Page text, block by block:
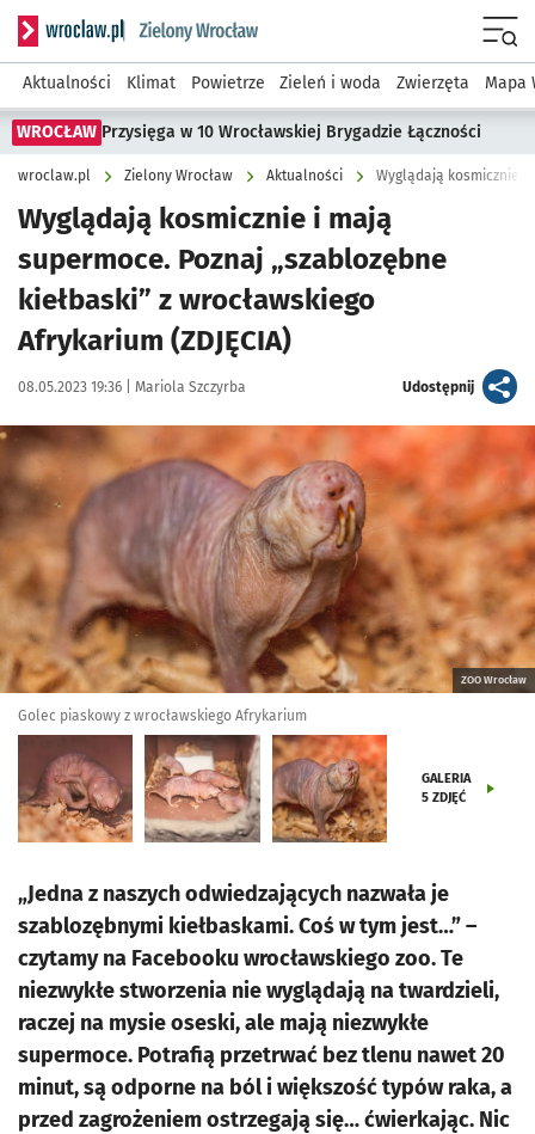
Serwis informacyjny wroclaw.pl podserwis: Środowisko we
Aktualności Klimat Powietrze Zieleń i woda Zwierzęta Mapa
WROCŁAW Przysięga w 10 Wrocławskiej Brygadzie Łączności
wroclaw.pl Zielony Wrocław Aktualności
Wyglądają kosmicznie i mają
supermoce. Poznaj „szablozębne
kiełbaski” z wrocławskiego
Afrykarium (ZDJĘCIA)
Data publikacji:
08.05.2023 19:36 | Autor:
Mariola Szczyrba Udostępnijartykuł
Kliknij, aby zobaczyć galerię
ZOO Wrocław
Golec piaskowy z wrocławskiego Afrykarium
GALERIA
5 ZDJĘĆ
„Jedna z naszych odwiedzających nazwała je
szablozębnymi kiełbaskami. Coś w tym jest…” –
czytamy na Facebooku wrocławskiego zoo. Te
niezwykłe stworzenia nie wyglądają na twardzieli,
raczej na mysie oseski, ale mają niezwykłe
supermoce. Potrafią przetrwać bez tlenu nawet 20
minut, są odporne na ból i większość typów raka, a
przed zagrożeniem ostrzegają się… ćwierkając. Nic